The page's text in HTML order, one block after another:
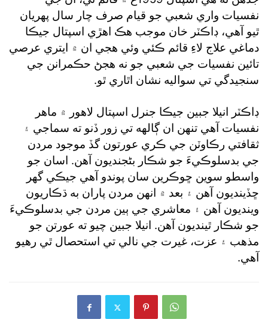
نفسيات واري شعبي جو قيام صرف چار سال پهريان
ٿيو آهي، ڊاڪٽر خان موجب هڪ اهڙي اسپتال جيڪا
دماغي علاج لاءِ قائم ڪئي وئي هجي ان ۾ ايتري عرصي
تائين نفسيات جي شعبي جو نه هجڻ حڪمرانن جي
سنجيدگي تي سواليه نشان اٿاري ٿو.
ڊاڪٽر انيلا جبين جيڪا جنرل اسپتال لاهور ۾ ماهر
نفسيات آهي تنهن ان ڳالهه تي زور ڏنو ته سماجي ۽
ثقافتي رڪاوٽن جي ڪري عورتون گڏ موجود مردن
جي بدسلوڪيءَ جو شڪار بڻجنديون آهن. اسان جو
واسطو سوين ڇوڪرين سان پوندو آهي جيڪي گهر
ڇڏينديون آهن ۽ بعد ۾ انهن مردن پاران به ڌڪاريون
وينديون آهن ۽ معاشري جي ٻين مردن جي بدسلوڪيءَ
جو شڪار ٿينديون آهن. انيلا جبين چيو ته عورتن جو
مذهب ۽ عزت، غيرت جي نالي تي استحصال ٿي رهيو
آهي.